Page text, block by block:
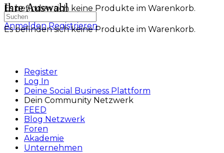
Es befinden sich keine Produkte im Warenkorb.
Anmelden Registrieren
Ihre Auswahl
Es befinden sich keine Produkte im Warenkorb.
Suchen
nach:
Register
Log In
Deine Social Business Plattform
Dein Community Netzwerk
FEED
Blog Netzwerk
Foren
Akademie
Unternehmen